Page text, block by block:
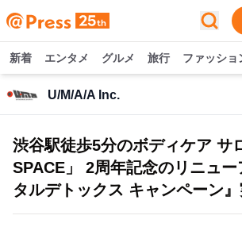
新着 エンタメ グルメ 旅行 ファッショ
U/M/A/A Inc.
渋谷駅徒歩5分のボディケア サ
SPACE」 2周年記念のリニュ
タルデトックス キャンペーン